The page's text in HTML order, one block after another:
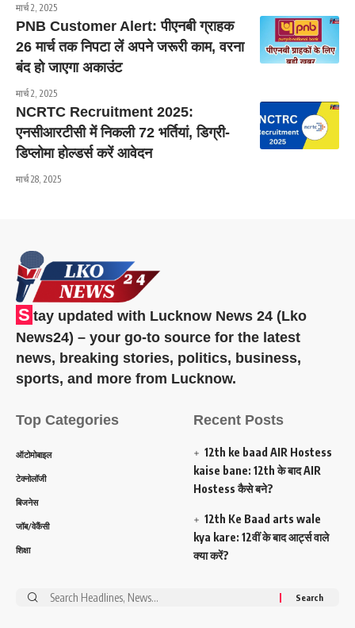
मार्च 2, 2025
PNB Customer Alert: पीएनबी ग्राहक
26 मार्च तक निपटा लें अपने जरूरी काम, वरना
बंद हो जाएगा अकाउंट
मार्च 2, 2025
NCRTC Recruitment 2025:
एनसीआरटीसी में निकली 72 भर्तियां, डिग्री-
डिप्लोमा होल्डर्स करें आवेदन
मार्च 28, 2025
S tay updated with Lucknow News 24 (Lko
News24) – your go-to source for the latest
news, breaking stories, politics, business,
sports, and more from Lucknow.
Top Categories
ऑटोमोबाइल
टेक्नोलॉजी
बिजनेस
जॉब/वेकैंसी
शिक्षा
Recent Posts
12th ke baad AIR Hostess
kaise bane: 12th के बाद AIR
Hostess कैसे बने?
12th Ke Baad arts wale
kya kare: 12वीं के बाद आर्ट्स वाले
क्या करें?
Search